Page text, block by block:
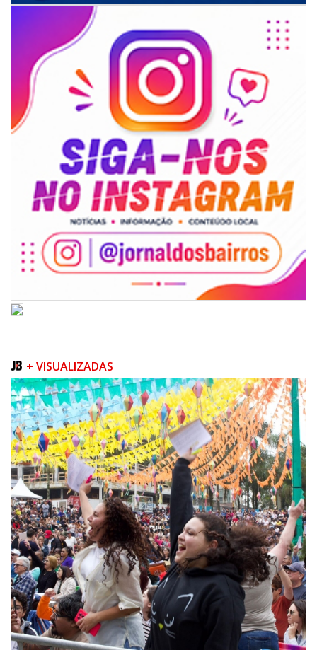
BALNEÁRIO CAMBORIÚ
+ VISUALIZADAS